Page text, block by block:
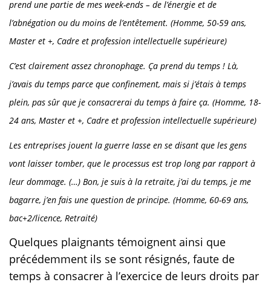
prend une partie de mes week-ends – de l’énergie et de
l’abnégation ou du moins de l’entêtement. (Homme, 50-59 ans,
Master et +, Cadre et profession intellectuelle supérieure)
C’est clairement assez chronophage. Ça prend du temps ! Là,
j’avais du temps parce que confinement, mais si j’étais à temps
plein, pas sûr que je consacrerai du temps à faire ça. (Homme, 18-
24 ans, Master et +, Cadre et profession intellectuelle supérieure)
Les entreprises jouent la guerre lasse en se disant que les gens
vont laisser tomber, que le processus est trop long par rapport à
leur dommage. (…) Bon, je suis à la retraite, j’ai du temps, je me
bagarre, j’en fais une question de principe. (Homme, 60-69 ans,
bac+2/licence, Retraité)
Quelques plaignants témoignent ainsi que
précédemment ils se sont résignés, faute de
temps à consacrer à l’exercice de leurs droits par